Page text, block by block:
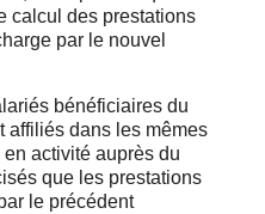
calcul des prestations
par le nouvel
bénéficiaires du
affiliés dans les mêmes
activité auprès du
que les prestations
le précédent